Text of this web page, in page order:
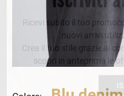
Ricevi subito il tuo
nuovi arrivi
Crea il tuo stile grazie ai
scopri in anteprima le